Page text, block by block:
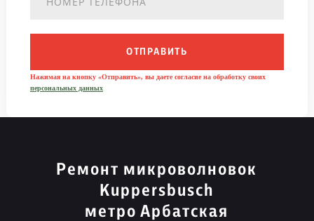
ОТПРАВИТЬ
Нажимая на кнопку «Отправить», вы даете согласие на обработку своих
персональных данных
Ремонт микроволновок
Kuppersbusch
метро Арбатская